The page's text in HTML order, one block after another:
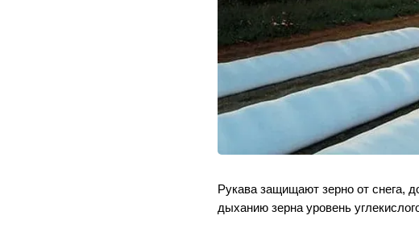
Рукава защищают зерно от снега,
дыханию зерна уровень